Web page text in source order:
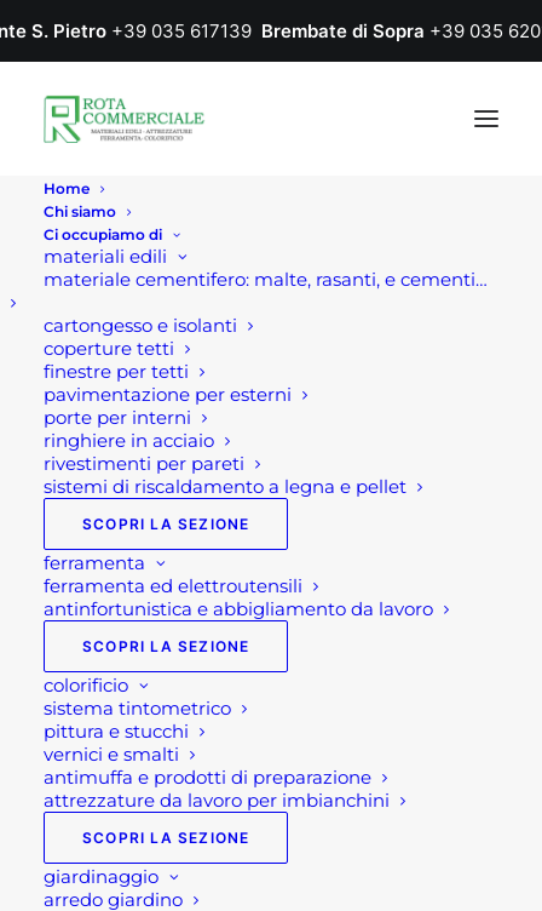
S. Pietro +39 035 617139 Brembate di Sopra +39 035
Home
Chi siamo
Ci occupiamo di
materiali edili
materiale cementifero: malte, rasanti, e cementi…
cartongesso e isolanti
coperture tetti
finestre per tetti
pavimentazione per esterni
porte per interni
ringhiere in acciaio
rivestimenti per pareti
sistemi di riscaldamento a legna e pellet
SCOPRI LA SEZIONE
ferramenta
ferramenta ed elettroutensili
antinfortunistica e abbigliamento da lavoro
SCOPRI LA SEZIONE
colorificio
sistema tintometrico
pittura e stucchi
vernici e smalti
antimuffa e prodotti di preparazione
attrezzature da lavoro per imbianchini
SCOPRI LA SEZIONE
giardinaggio
arredo giardino
tapparelle alluminio